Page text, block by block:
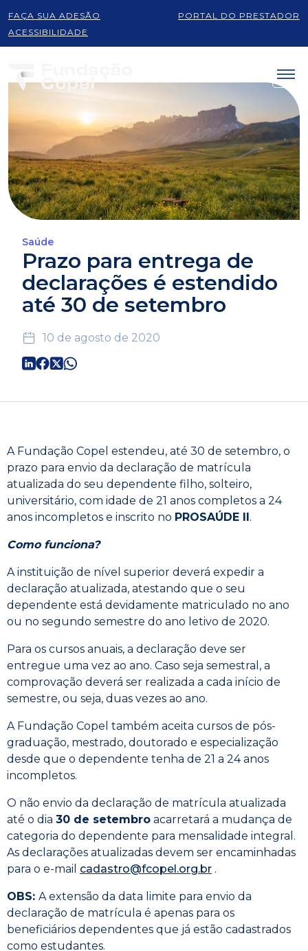
FAÇA SUA ADESÃO
PORTAL DO PRESTADOR
ACESSIBILIDADE
Saúde
Prazo para entrega de
declarações é estendido
até 30 de setembro
10 de agosto de 2020
A Fundação Copel estendeu, até 30 de setembro, o
prazo para envio da declaração de matrícula
atualizada do seu dependente filho, solteiro,
universitário, com idade de 21 anos completos a 24
anos incompletos e inscrito no PROSAÚDE II.
Como funciona?
A instituição de nível superior deverá expedir a
declaração atualizada, atestando que o seu
dependente está devidamente matriculado no ano
ou no segundo semestre do ano letivo de 2020.
Para os cursos anuais, a declaração deve ser
entregue uma vez ao ano. Caso seja semestral, a
comprovação deverá ser realizada a cada início de
semestre, ou seja, duas vezes ao ano.
A Fundação Copel também aceita cursos de pós-
graduação, mestrado, doutorado e especialização
desde que o dependente tenha de 21 a 24 anos
incompletos.
O não envio da declaração de matrícula atualizada
até o dia 30 de setembro acarretará a mudança de
categoria do dependente para mensalidade integral.
As declarações atualizadas devem ser encaminhadas
para o e-mail cadastro@fcopel.org.br .
OBS: A extensão da data limite para envio da
declaração de matrícula é apenas para os
beneficiários dependentes que já estão cadastrados
como estudantes.